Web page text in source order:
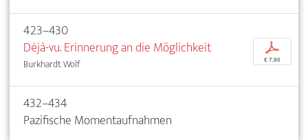
423–430
Déjà-vu. Erinnerung an die Möglichkeit
Burkhardt Wolf
p
€ 7,95
432–434
Pazifische Momentaufnahmen